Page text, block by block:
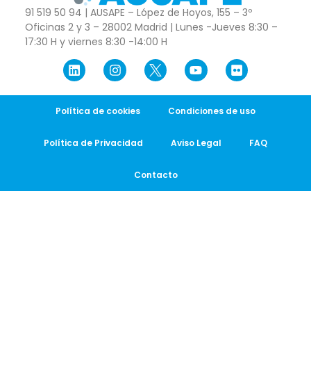
91 519 50 94 | AUSAPE – López de Hoyos, 155 – 3º
Oficinas 2 y 3 – 28002 Madrid | Lunes -Jueves 8:30 –
17:30 H y viernes 8:30 -14:00 H
Política de cookies Condiciones de uso
Política de Privacidad Aviso Legal FAQ
Contacto